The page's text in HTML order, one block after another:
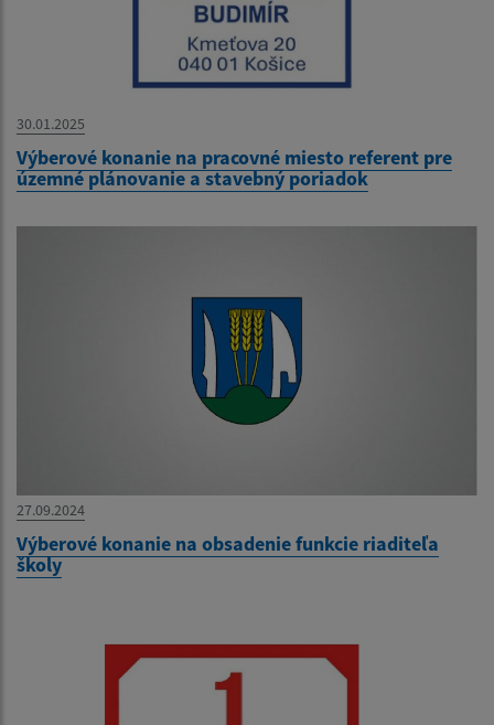
30.01.2025
Výberové konanie na pracovné miesto referent pre
územné plánovanie a stavebný poriadok
27.09.2024
Výberové konanie na obsadenie funkcie riaditeľa
školy